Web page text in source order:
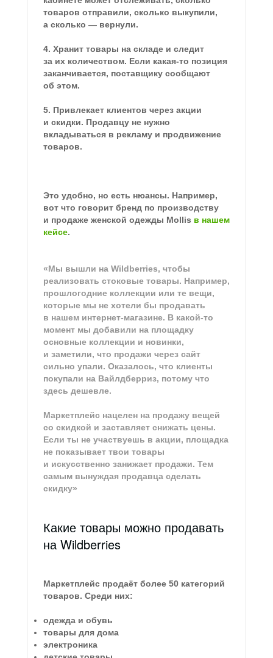
товаров отправили, сколько выкупили,
а сколько — вернули.
4. Хранит товары на складе и следит
за их количеством. Если какая-то позиция
заканчивается, поставщику сообщают
об этом.
5. Привлекает клиентов через акции
и скидки. Продавцу не нужно
вкладываться в рекламу и продвижение
товаров.
Это удобно, но есть нюансы. Например,
вот что говорит бренд по производству
и продаже женской одежды Mollis в нашем
кейсе.
«Мы вышли на Wildberries, чтобы
реализовать стоковые товары. Например,
прошлогодние коллекции или те вещи,
которые мы не хотели бы продавать
в нашем интернет-магазине. В какой-то
момент мы добавили на площадку
основные коллекции и новинки,
и заметили, что продажи через сайт
сильно упали. Оказалось, что клиенты
покупали на Вайлдберриз, потому что
здесь дешевле.
Маркетплейс нацелен на продажу вещей
со скидкой и заставляет снижать цены.
Если ты не участвуешь в акции, площадка
не показывает твои товары
и искусственно занижает продажи. Тем
самым вынуждая продавца сделать
скидку»
Какие товары можно продавать
на Wildberries
Маркетплейс продаёт более 50 категорий
товаров. Среди них:
одежда и обувь
товары для дома
электроника